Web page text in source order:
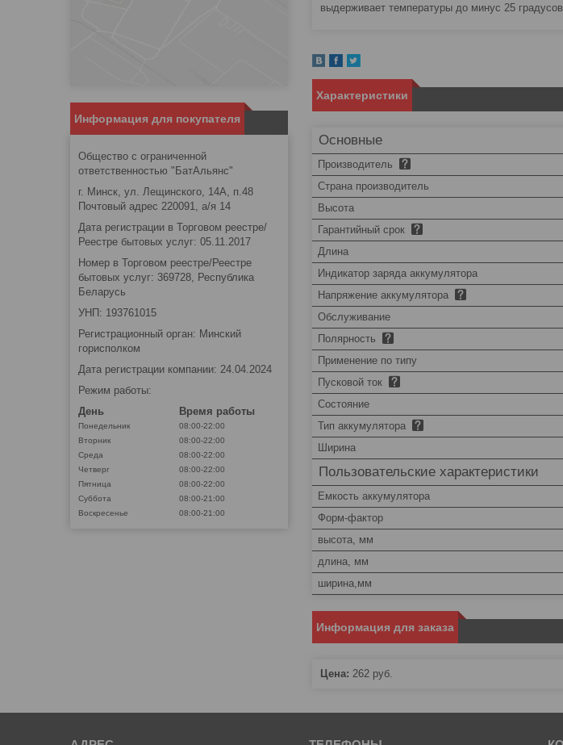
выдерживает температуры до минус 25 градусов.
Характеристики
Основные
Производитель
Страна производитель
Высота
Гарантийный срок
Длина
Индикатор заряда аккумулятора
Напряжение аккумулятора
Обслуживание
Полярность
Применение по типу
Пусковой ток
Состояние
Тип аккумулятора
Ширина
Пользовательские характеристики
Емкость аккумулятора
Форм-фактор
высота, мм
длина, мм
ширина,мм
Информация для заказа
Цена: 262 руб.
Информация для покупателя
Общество с ограниченной
ответственностью "БатАльянс"
г. Минск, ул. Лещинского, 14А, п.48
Почтовый адрес 220091, а/я 14
Дата регистрации в Торговом реестре/
Реестре бытовых услуг: 05.11.2017
Номер в Торговом реестре/Реестре
бытовых услуг: 369728, Республика
Беларусь
УНП: 193761015
Регистрационный орган: Минский
горисполком
Дата регистрации компании: 24.04.2024
Режим работы:
День
Время работы
Понедельник
08:00-22:00
Вторник
08:00-22:00
Среда
08:00-22:00
Четверг
08:00-22:00
Пятница
08:00-22:00
Суббота
08:00-21:00
Воскресенье
08:00-21:00